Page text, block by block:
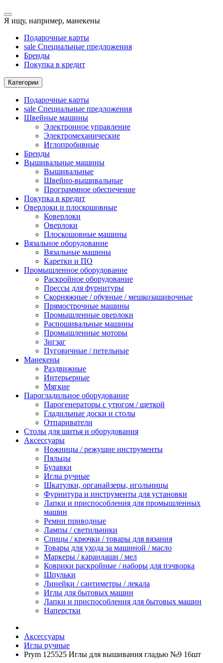
Я ищу, например, манекены
Подарочные карты
sale Специальные предложения
Бренды
Покупка в кредит
Категории
Подарочные карты
sale Специальные предложения
Швейные машины
Электронное управление
Электромеханические
Иглопробивные
Бренды
Вышивальные машины
Вышивальные
Швейно-вышивальные
Программное обеспечение
Покупка в кредит
Оверлоки и плоскошовные
Коверлоки
Оверлоки
Плоскошовные машины
Вязальное оборудование
Вязальные машины
Каретки и ПО
Промышленное оборудование
Раскройное оборудование
Прессы для фурнитуры
Скорняжные / обувные / мешкозашивочные
Прямострочные машины
Промышленные оверлоки
Распошивальные машины
Промышленные моторы
Зигзаг
Пуговичные / петельные
Манекены
Раздвижные
Интерьерные
Мягкие
Парогладильное оборудование
Парогенераторы с утюгом / щеткой
Гладильные доски и столы
Отпариватели
Столы для шитья и оборудования
Аксессуары
Ножницы / режущие инструменты
Пяльцы
Булавки
Иглы ручные
Шкатулки, органайзеры, игольницы
Фурнитура и инструменты для установки
Лапки и приспособления для промышленных
машин
Ремни приводные
Лампы / светильники
Спицы / крючки / товары для вязания
Товары для ухода за машиной / масло
Маркеры / карандаши / мел
Коврики раскройные / наборы для пэчворка
Шпульки
Линейки / сантиметры / лекала
Иглы для бытовых машин
Лапки и приспособления для бытовых машин
Наперстки
Аксессуары
Иглы ручные
Prym 125525 Иглы для вышивания гладью №9 16шт